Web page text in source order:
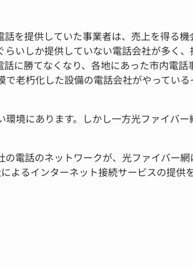
を提供していた事業者は、売上を得る
いしか提供していない電話会社が多く、
に勝てなくなり、各地にあった市内電話
老朽化した設備の電話会社がやっている
境にあります。しかし一方光ファイバー
電話のネットワークが、光ファイバー網
よるインターネット接続サービスの提供